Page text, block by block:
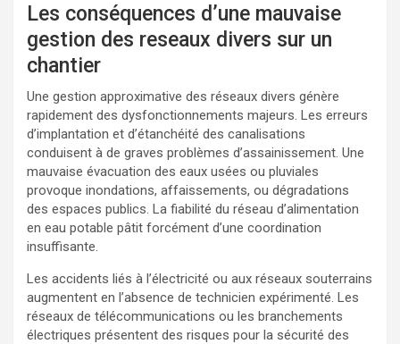
Les conséquences d’une mauvaise
gestion des reseaux divers sur un
chantier
Une gestion approximative des réseaux divers génère
rapidement des dysfonctionnements majeurs. Les erreurs
d’implantation et d’étanchéité des canalisations
conduisent à de graves problèmes d’assainissement. Une
mauvaise évacuation des eaux usées ou pluviales
provoque inondations, affaissements, ou dégradations
des espaces publics. La fiabilité du réseau d’alimentation
en eau potable pâtit forcément d’une coordination
insuffisante.
Les accidents liés à l’électricité ou aux réseaux souterrains
augmentent en l’absence de technicien expérimenté. Les
réseaux de télécommunications ou les branchements
électriques présentent des risques pour la sécurité des